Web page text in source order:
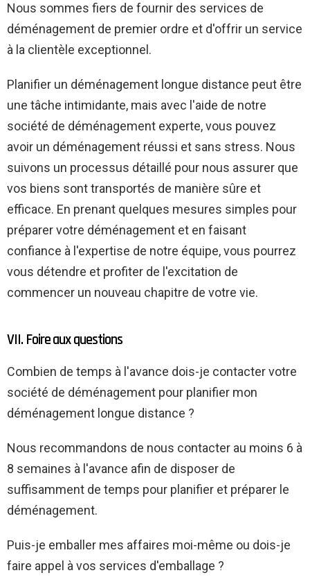
Nous sommes fiers de fournir des services de
déménagement de premier ordre et d'offrir un service
à la clientèle exceptionnel.
Planifier un déménagement longue distance peut être
une tâche intimidante, mais avec l'aide de notre
société de déménagement experte, vous pouvez
avoir un déménagement réussi et sans stress. Nous
suivons un processus détaillé pour nous assurer que
vos biens sont transportés de manière sûre et
efficace. En prenant quelques mesures simples pour
préparer votre déménagement et en faisant
confiance à l'expertise de notre équipe, vous pourrez
vous détendre et profiter de l'excitation de
commencer un nouveau chapitre de votre vie.
VII. Foire aux questions
Combien de temps à l'avance dois-je contacter votre
société de déménagement pour planifier mon
déménagement longue distance ?
Nous recommandons de nous contacter au moins 6 à
8 semaines à l'avance afin de disposer de
suffisamment de temps pour planifier et préparer le
déménagement.
Puis-je emballer mes affaires moi-même ou dois-je
faire appel à vos services d'emballage ?